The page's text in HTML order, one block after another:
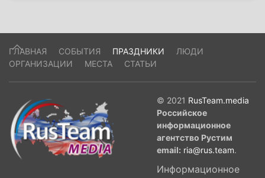
ГЛАВНАЯ СОБЫТИЯ ПРАЗДНИКИ
ЛЮДИ
ОРГАНИЗАЦИИ
МЕСТА СТАТЬИ
© 2021 RusTeam.media
Российское
информационное
агентство Рустим
email: ria@rus.team.
Информационное